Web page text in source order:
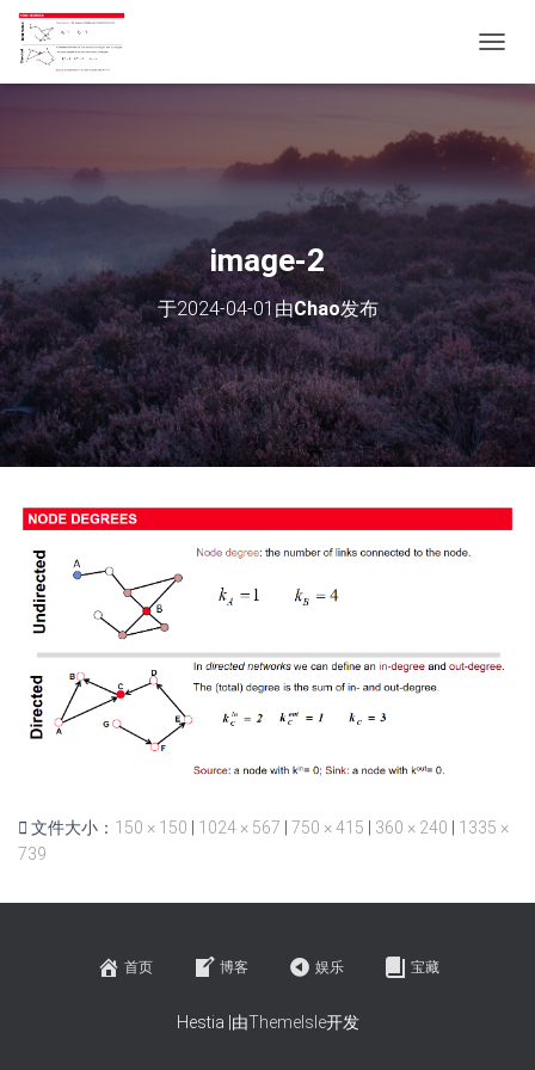
换
image-2
于2024-04-01 由Chao发布
文件大小： 150 × 150 1024 × 567 750 × 415 360 × 240
1335 ×
739
首页 博客 娱乐 宝藏
Hestia |由ThemeIsle开发